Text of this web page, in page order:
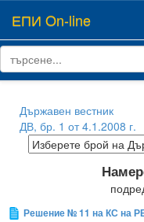
ЕПИ On-line
Държавен вестник
ДВ, бр. 1 от 4.1.2008 г.
Решение № 11 на КС на